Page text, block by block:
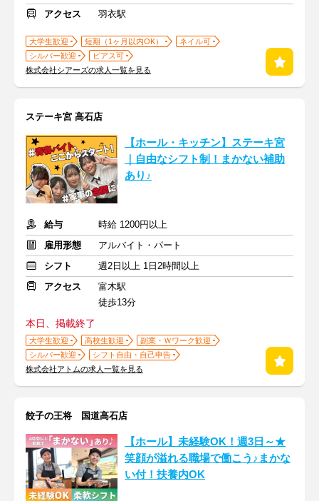
アクセス
羽衣駅
大学生歓迎 短期（1ヶ月以内OK）
ネイル可
シルバー歓迎
ピアス可
株式会社シアーズの求人一覧を見る
ステーキ宮 高石店
【ホール・キッチン】ステーキ宮
｜自由なシフト制！まかない補助
あり♪
給与
時給 1200円以上
雇用形態
アルバイト・パート
シフト
週2日以上 1日2時間以上
アクセス
富木駅
徒歩13分
本日、掲載終了
大学生歓迎 高校生歓迎
副業・Ｗワーク歓迎
シルバー歓迎
シフト自由・自己申告
株式会社アトムの求人一覧を見る
餃子の王将 国道高石店
【ホール】未経験OK！週3日～★
笑顔が溢れる職場で働こう♪まかな
い付！扶養内OK